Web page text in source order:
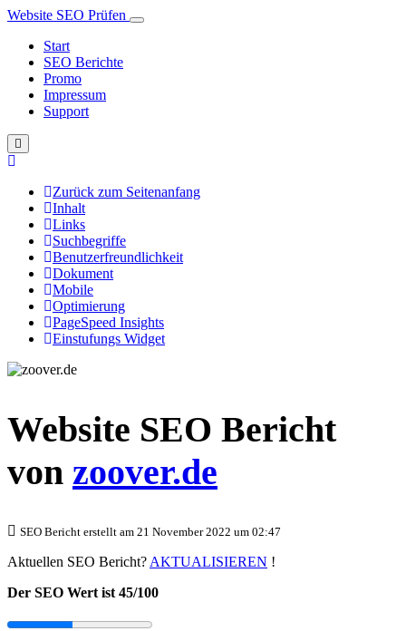
Website SEO Prüfen
Start
SEO Berichte
Promo
Impressum
Support
Zurück zum Seitenanfang
Inhalt
Links
Suchbegriffe
Benutzerfreundlichkeit
Dokument
Mobile
Optimierung
PageSpeed Insights
Einstufungs Widget
Website SEO Bericht
von zoover.de
SEO Bericht erstellt am 21 November 2022 um 02:47
Aktuellen SEO Bericht? AKTUALISIEREN !
Der SEO Wert ist 45/100